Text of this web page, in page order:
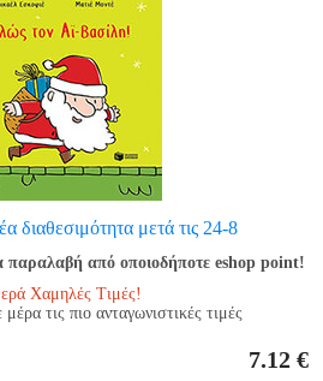
διαθεσιμότητα μετά τις 24-8
παραλαβή από οποιοδήποτε eshop point!
Χαμηλές Τιμές!
τις πιο ανταγωνιστικές τιμές
7.12 €